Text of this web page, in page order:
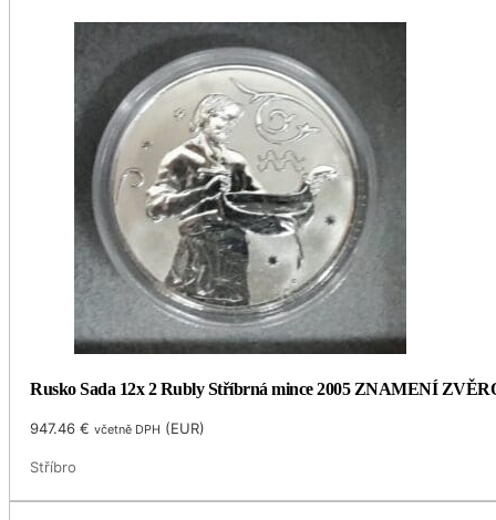
Rusko Sada 12x 2 Rubly Stříbrná mince 2005 ZNAMENÍ
947.46€ včetně DPH (EUR)
Stříbro